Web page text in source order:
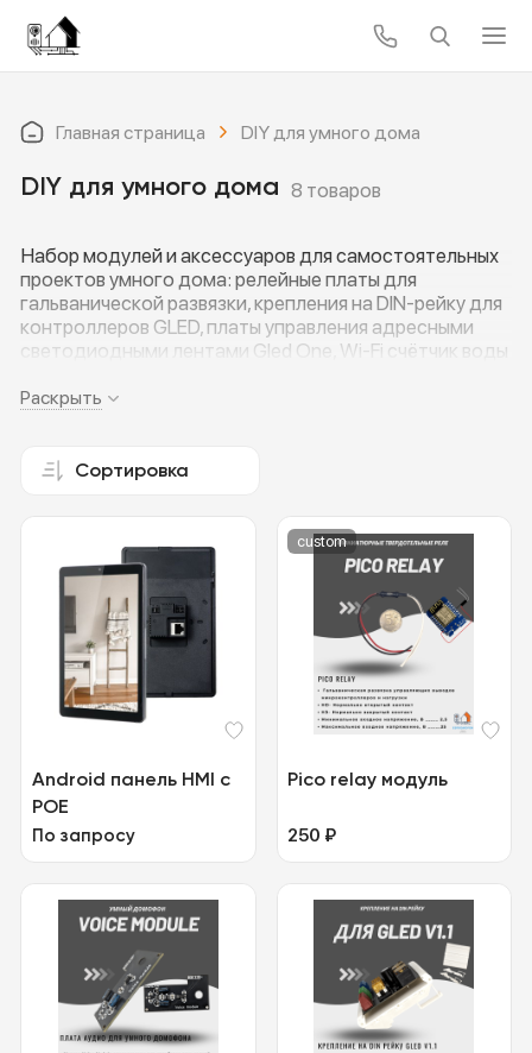
Главная страница DIY для умного дома
DIY для умного дома 8 товаров
Набор модулей и аксессуаров для самостоятельных
проектов умного дома: релейные платы для
гальванической развязки, крепления на DIN-рейку для
контроллеров GLED, платы управления адресными
светодиодными лентами Gled One, Wi-Fi счётчик воды
аудио-модуль для умного домофона EspDomofon и
свою систему под свои задачи.
Раскрыть
Сортировка
Android панель HMI с
POE
По запросу
custom
Pico relay модуль
250 ₽